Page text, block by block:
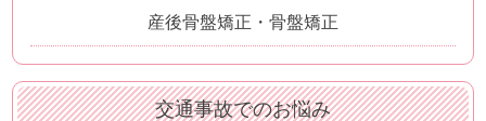
産後骨盤矯正・骨盤矯正
交通事故でのお悩み